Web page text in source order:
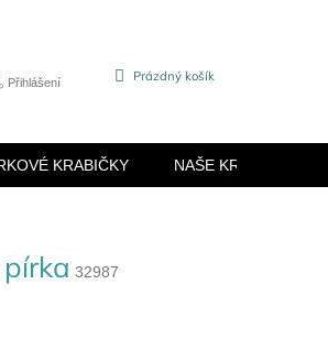
Přihlášení
NÁKUPNÍ
Prázdný košík
KRABIČKY NAŠE KRABIČKY
32987